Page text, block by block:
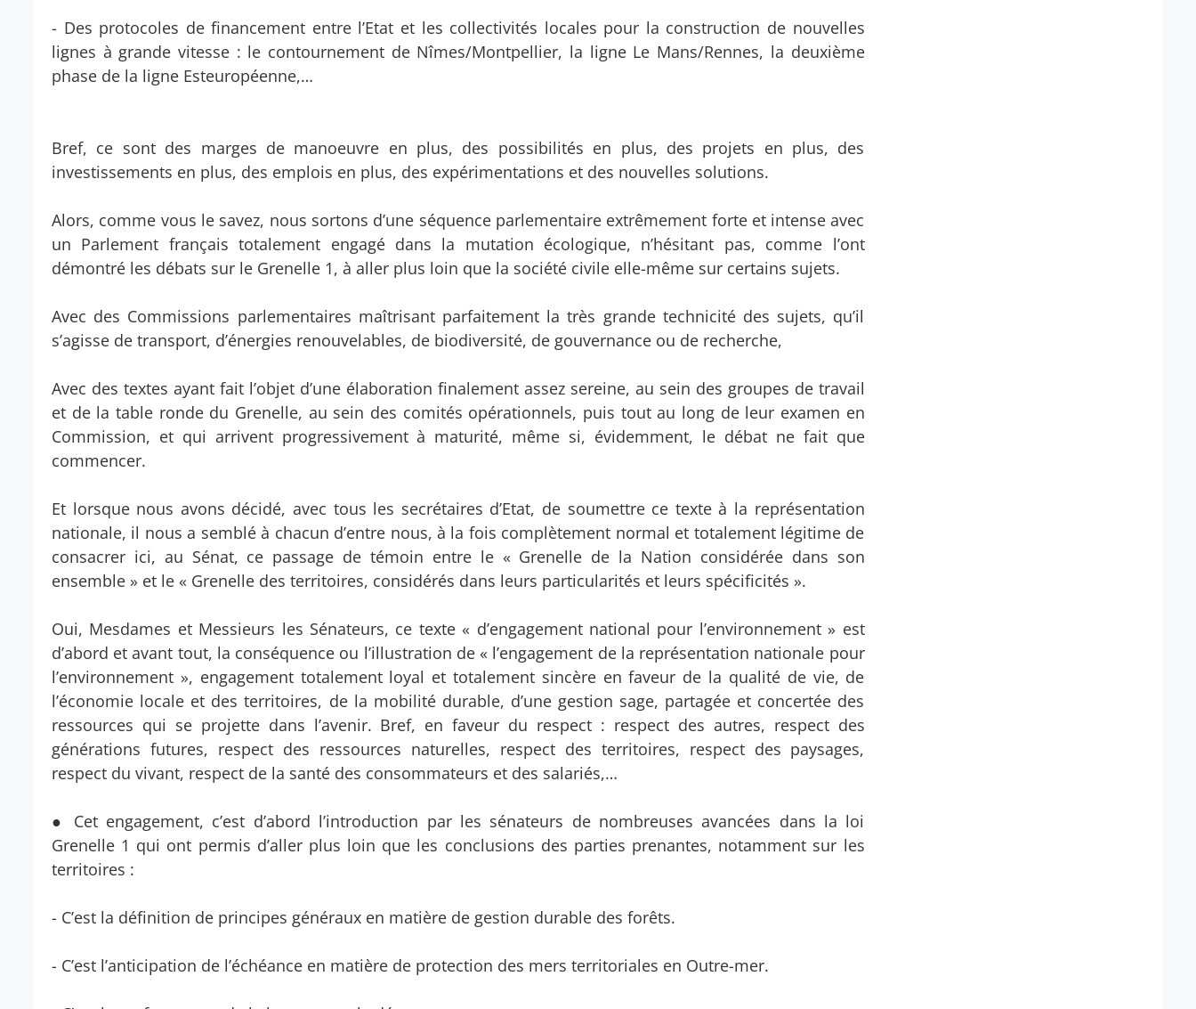
- Des protocoles de financement entre l’Etat et les collectivités locales pour la construction de nouvelles
lignes à grande vitesse : le contournement de Nîmes/Montpellier, la ligne Le Mans/Rennes, la deuxième
phase de la ligne Esteuropéenne,…
Bref, ce sont des marges de manoeuvre en plus, des possibilités en plus, des projets en plus, des
investissements en plus, des emplois en plus, des expérimentations et des nouvelles solutions.
Alors, comme vous le savez, nous sortons d’une séquence parlementaire extrêmement forte et intense avec
un Parlement français totalement engagé dans la mutation écologique, n’hésitant pas, comme l’ont
démontré les débats sur le Grenelle 1, à aller plus loin que la société civile elle-même sur certains sujets.
Avec des Commissions parlementaires maîtrisant parfaitement la très grande technicité des sujets, qu’il
s’agisse de transport, d’énergies renouvelables, de biodiversité, de gouvernance ou de recherche,
Avec des textes ayant fait l’objet d’une élaboration finalement assez sereine, au sein des groupes de travail
et de la table ronde du Grenelle, au sein des comités opérationnels, puis tout au long de leur examen en
Commission, et qui arrivent progressivement à maturité, même si, évidemment, le débat ne fait que
commencer.
Et lorsque nous avons décidé, avec tous les secrétaires d’Etat, de soumettre ce texte à la représentation
nationale, il nous a semblé à chacun d’entre nous, à la fois complètement normal et totalement légitime de
consacrer ici, au Sénat, ce passage de témoin entre le « Grenelle de la Nation considérée dans son
ensemble » et le « Grenelle des territoires, considérés dans leurs particularités et leurs spécificités ».
Oui, Mesdames et Messieurs les Sénateurs, ce texte « d’engagement national pour l’environnement » est
d’abord et avant tout, la conséquence ou l’illustration de « l’engagement de la représentation nationale pour
l’environnement », engagement totalement loyal et totalement sincère en faveur de la qualité de vie, de
l’économie locale et des territoires, de la mobilité durable, d’une gestion sage, partagée et concertée des
ressources qui se projette dans l’avenir. Bref, en faveur du respect : respect des autres, respect des
générations futures, respect des ressources naturelles, respect des territoires, respect des paysages,
respect du vivant, respect de la santé des consommateurs et des salariés,…
● Cet engagement, c’est d’abord l’introduction par les sénateurs de nombreuses avancées dans la loi
Grenelle 1 qui ont permis d’aller plus loin que les conclusions des parties prenantes, notamment sur les
territoires :
- C’est la définition de principes généraux en matière de gestion durable des forêts.
- C’est l’anticipation de l’échéance en matière de protection des mers territoriales en Outre-mer.